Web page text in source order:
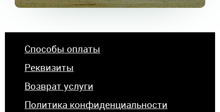
Способы оплаты
Реквизиты
Возврат услуги
Политика конфиденциальности